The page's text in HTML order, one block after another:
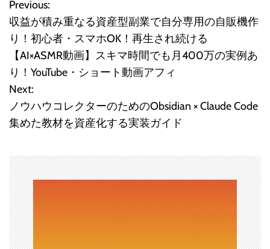
投
稿
ナ
ビ
ゲ
シ
ョ
ン
Previous:
収益が積み重なる資産型副業で自分専用の自販機作
り！初心者・スマホOK！再生され続ける
【AI×ASMR動画】スキマ時間でも月400万の実例あ
り！YouTube・ショート動画アフィ
Next:
ノウハウコレクターのためのObsidian × Claude Code
集めた教材を資産化する実装ガイド